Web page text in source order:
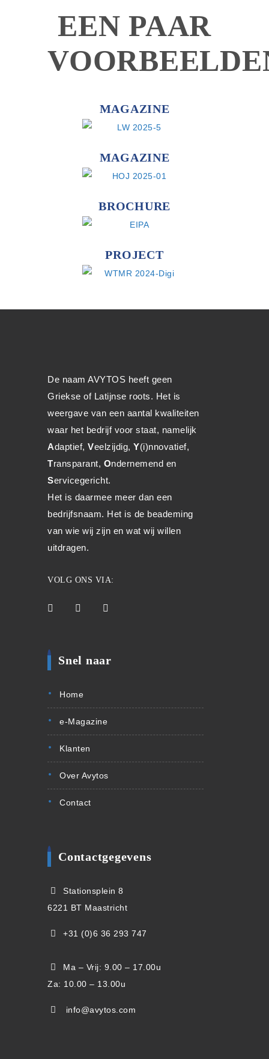
EEN PAAR
MAGAZINE
MAGAZINE
BROCHURE
PROJECT
De naam AVYTOS heeft geen
Griekse of Latijnse roots. Het is
weergave van een aantal kwaliteiten
waar het bedrijf voor staat, namelijk
Adaptief, Veelzijdig, Y(i)nnovatief,
Transparant, Ondernemend en
Servicegericht.
Het is daarmee meer dan een
bedrijfsnaam. Het is de beademing
van wie wij zijn en wat wij willen
uitdragen.
VOLG ONS VIA:
Snel naar
Home
e-Magazine
Klanten
Over Avytos
Contact
Contactgegevens
Stationsplein 8
6221 BT Maastricht
+31 (0)6 36 293 747
Ma – Vrij: 9.00 – 17.00u
Za: 10.00 – 13.00u
info@avytos.com